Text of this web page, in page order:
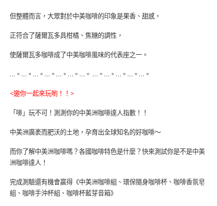
但整體而言，大眾對於中美咖啡的印象是果香、甜感，
正符合了薩爾瓦多具柑橘、焦糖的調性，
使薩爾瓦多咖啡成了中美咖啡風味的代表座之一。
…。…。…。…。…。…。…。 …。…。…。…。…。
<邀你一起來玩喲！！>
「啡」玩不可！測測你的中美洲咖啡達人指數！！
中美洲廣袤而肥沃的土地，孕育出全球知名的好咖啡～
而你了解中美洲咖啡嗎？各國咖啡特色是什麼？快來測試你是不是中美
洲咖啡達人！
完成測驗還有機會贏得《中美洲咖啡組、環保隨身咖啡杯、咖啡香氛皂
組、咖啡手沖杯組、咖啡杯藍芽音箱》